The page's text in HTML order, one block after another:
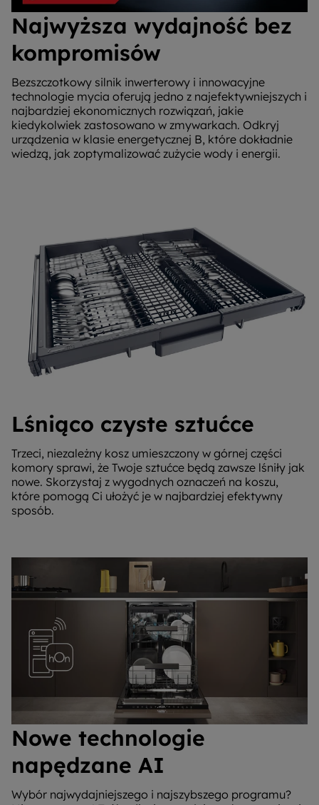
Najwyższa wydajność bez
kompromisów
Bezszczotkowy silnik inwerterowy i innowacyjne
technologie mycia oferują jedno z najefektywniejszych i
najbardziej ekonomicznych rozwiązań, jakie
kiedykolwiek zastosowano w zmywarkach. Odkryj
urządzenia w klasie energetycznej B, które dokładnie
wiedzą, jak zoptymalizować zużycie wody i energii.
Lśniąco czyste sztućce
Trzeci, niezależny kosz umieszczony w górnej części
komory sprawi, że Twoje sztućce będą zawsze lśniły jak
nowe. Skorzystaj z wygodnych oznaczeń na koszu,
które pomogą Ci ułożyć je w najbardziej efektywny
sposób.
Nowe technologie
napędzane AI
Wybór najwydajniejszego i najszybszego programu?